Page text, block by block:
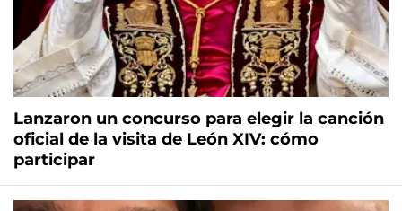
Lanzaron un concurso para elegir la canción
oficial de la visita de León XIV: cómo
participar